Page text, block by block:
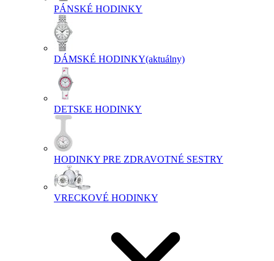
PÁNSKÉ HODINKY
DÁMSKÉ HODINKY(aktuálny)
DETSKE HODINKY
HODINKY PRE ZDRAVOTNÉ SESTRY
VRECKOVÉ HODINKY